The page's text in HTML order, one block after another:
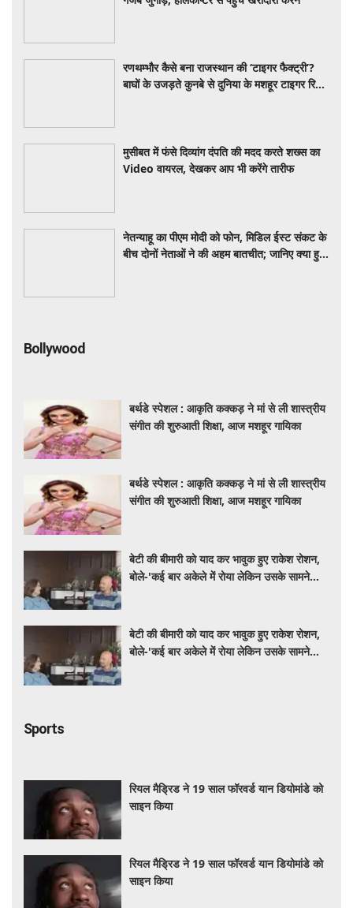
रणथम्भौर कैसे बना राजस्थान की ‘टाइगर फैक्ट्री’?
बाघों के उजड़ते कुनबे से दुनिया के मशहूर टाइगर रिजर्व
मुसीबत में फंसे दिव्यांग दंपति की मदद करते शख्स का
Video वायरल, देखकर आप भी करेंगे तारीफ
नेतन्याहू का पीएम मोदी को फोन, मिडिल ईस्ट संकट के
बीच दोनों नेताओं ने की अहम बातचीत; जानिए क्या हुई
Bollywood
बर्थडे स्पेशल : आकृति कक्कड़ ने मां से ली शास्त्रीय
संगीत की शुरुआती शिक्षा, आज मशहूर गायिका
बर्थडे स्पेशल : आकृति कक्कड़ ने मां से ली शास्त्रीय
संगीत की शुरुआती शिक्षा, आज मशहूर गायिका
बेटी की बीमारी को याद कर भावुक हुए राकेश रोशन,
बोले-'कई बार अकेले में रोया लेकिन उसके सामने
बेटी की बीमारी को याद कर भावुक हुए राकेश रोशन,
बोले-'कई बार अकेले में रोया लेकिन उसके सामने
Sports
रियल मैड्रिड ने 19 साल फॉरवर्ड यान डियोमांडे को
साइन किया
रियल मैड्रिड ने 19 साल फॉरवर्ड यान डियोमांडे को
साइन किया